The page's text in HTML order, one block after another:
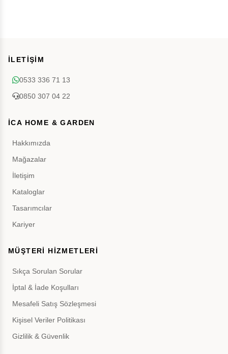
İLETİŞİM
0533 336 71 13
0850 307 04 22
İCA HOME & GARDEN
Hakkımızda
Mağazalar
İletişim
Kataloglar
Tasarımcılar
Kariyer
MÜŞTERİ HİZMETLERİ
Sıkça Sorulan Sorular
İptal & İade Koşulları
Mesafeli Satış Sözleşmesi
Kişisel Veriler Politikası
Gizlilik & Güvenlik